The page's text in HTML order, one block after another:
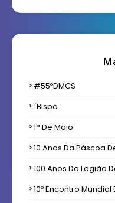
#55ºDMCS
´bispo
1° De Maio
10 Anos Da Páscoa
100 Anos Da Legião
10º Encontro Mundial